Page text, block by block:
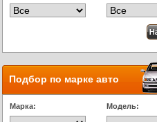
Подбор по марке авто
Марка: Модель: